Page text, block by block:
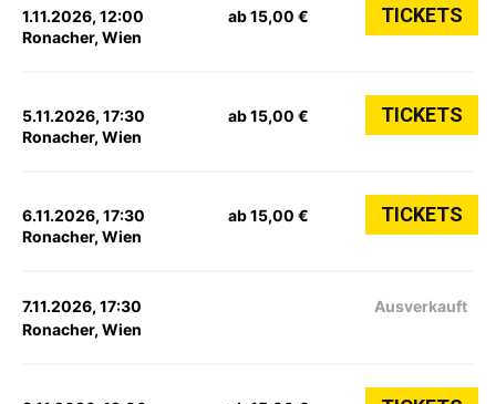
1.11.2026, 12:00
Ronacher, Wien
ab 15,00 € TICKETS
5.11.2026, 17:30
Ronacher, Wien
ab 15,00 € TICKETS
6.11.2026, 17:30
Ronacher, Wien
ab 15,00 € TICKETS
7.11.2026, 17:30
Ronacher, Wien
Ausverkauft